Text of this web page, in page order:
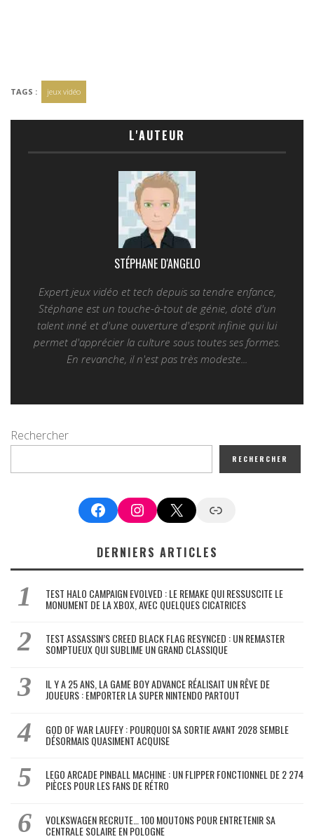
TAGS : jeux vidéo
L'AUTEUR
STÉPHANE D'ANGELO
Expert jeux vidéo et tech depuis sa tendre enfance,
Stéphane est un touche-à-tout de génie, doté d'un
talent inné et d'une ouverture d'esprit infinie qui lui
permet d'apprécier la culture sous toutes ses formes.
En revanche, il n'est pas très modeste...
Rechercher
RECHERCHER
FacebookInstagram
X Google News
DERNIERS ARTICLES
TEST HALO CAMPAIGN EVOLVED : LE REMAKE QUI RESSUSCITE LE
MONUMENT DE LA XBOX, AVEC QUELQUES CICATRICES
TEST ASSASSIN’S CREED BLACK FLAG RESYNCED : UN REMASTER
SOMPTUEUX QUI SUBLIME UN GRAND CLASSIQUE
IL Y A 25 ANS, LA GAME BOY ADVANCE RÉALISAIT UN RÊVE DE
JOUEURS : EMPORTER LA SUPER NINTENDO PARTOUT
GOD OF WAR LAUFEY : POURQUOI SA SORTIE AVANT 2028 SEMBLE
DÉSORMAIS QUASIMENT ACQUISE
LEGO ARCADE PINBALL MACHINE : UN FLIPPER FONCTIONNEL DE 2 274
PIÈCES POUR LES FANS DE RÉTRO
VOLKSWAGEN RECRUTE… 100 MOUTONS POUR ENTRETENIR SA
CENTRALE SOLAIRE EN POLOGNE